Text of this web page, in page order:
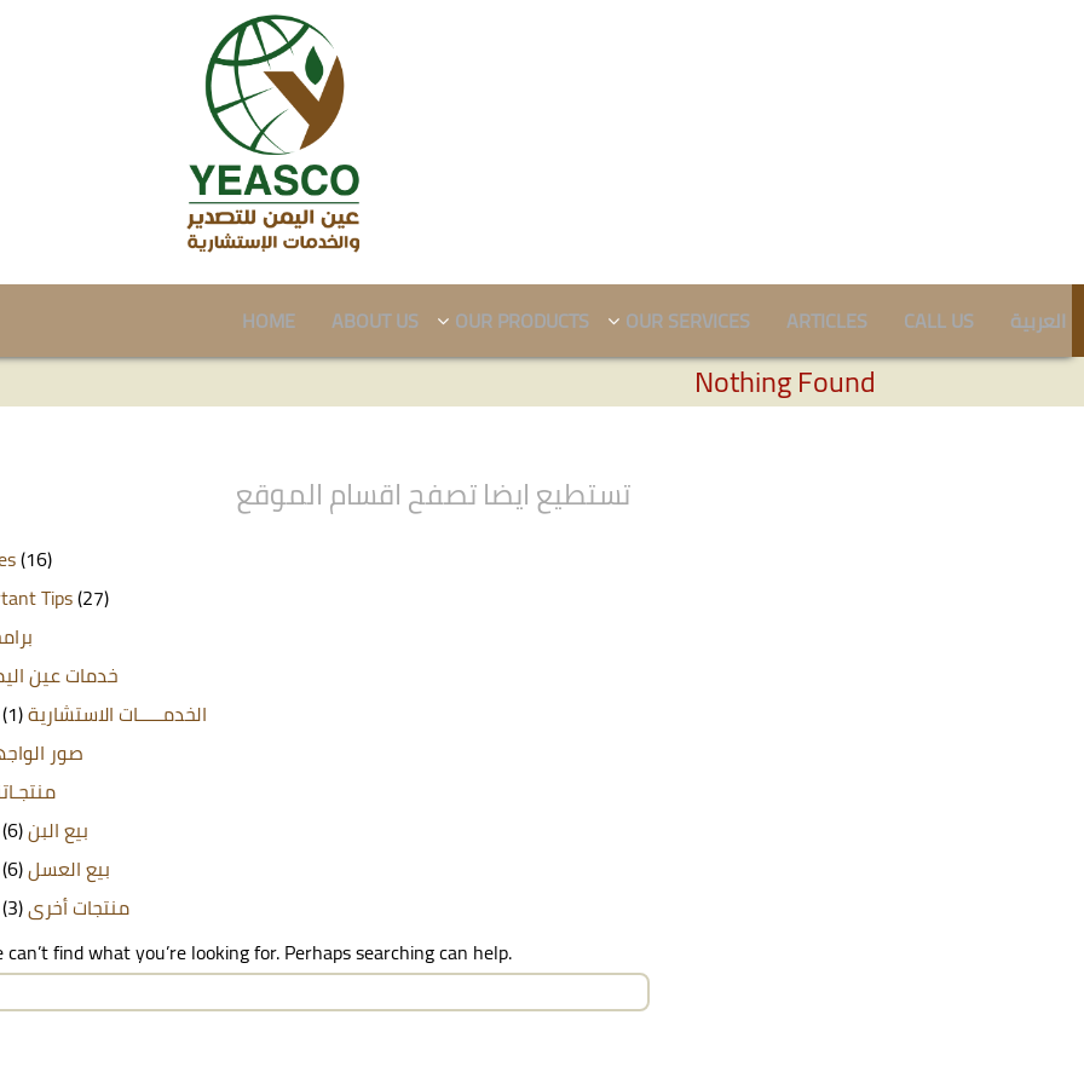
HOME ABOUT US OUR PRODUCTS OUR SERVICES ARTICLES CALL US العربية
Nothing Found
تستطيع ايضا تصفح اقسام الموقع
(16)
Tips(27)
خدمات عين
الخدمـــــات الاستشارية(1)
صور
بيع البن(6)
بيع العسل(6)
منتجات أخرى(3)
find what you’re looking for. Perhaps searching can help.